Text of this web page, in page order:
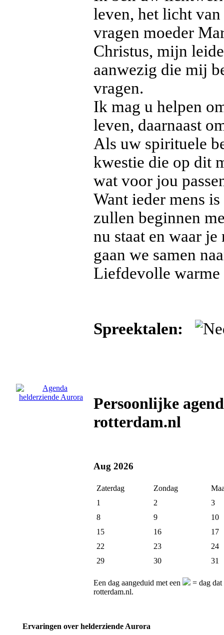
leven, het licht
vragen moeder
Christus, mijn
aanwezig die mij
vragen.
Ik mag u helpen
leven, daarnaast
Als uw spirituele
kwestie die op dit
wat voor jou
Want ieder mens
zullen beginnen
nu staat en waar
gaan we samen
Liefdevolle warme
Spreektalen:
Persoonlijke
rotterdam.nl
Aug 2026
Zaterdag Zondag
1
2
3
8
9
10
15
16
17
22
23
24
29
30 31
Een dag aangeduid met een
= dag dat
rotterdam.nl.
Ervaringen over helderziende Aurora